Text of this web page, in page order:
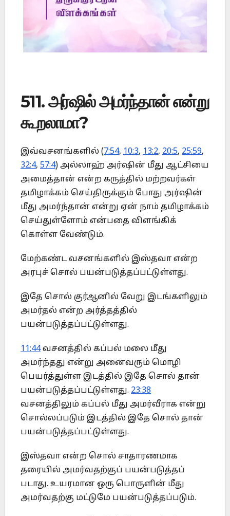
511. அர்ஷில் அமர்ந்தான் என்று
கூறலாமா?
இவ்வசனங்களில் (7:54, 10:3, 13:2, 20:5, 25:59,
32:4, 57:4) அல்லாஹ் அர்ஷின் மீது ஆட்சியை
அமைத்தான் என்ற கருத்தில் மற்றவர்கள்
தமிழாக்கம் செய்திருக்கும் போது அர்ஷின்
மீது அமர்ந்தான் என்று ஏன் நாம் தமிழாக்கம்
செய்துள்ளோம் என்பதை விளங்கிக்
கொள்ள வேண்டும்.
மேற்கண்ட வசனங்களில் இஸ்தவா என்ற
அரபுச் சொல் பயன்படுத்தப்பட்டுள்ளது.
இதே சொல் குர்ஆனில் வேறு இடங்களிலும்
அமர்தல் என்ற அர்த்தத்தில்
பயன்படுத்தப்பட்டுள்ளது.
11:44வசனத்தில் கப்பல் மலை மீது
அமர்ந்தது என்று அனைவரும் மொழி
பெயர்த்துள்ள இடத்தில் இதே சொல் தான்
பயன்படுத்தப்பட்டுள்ளது. 23:38
வசனத்திலும் கப்பல் மீது அமர்வீராக என்று
சொல்லப்படும் இடத்தில் இதே சொல் தான்
பயன்படுத்தப்பட்டுள்ளது.
இஸ்தவா என்ற சொல் சாதாரணமாக
தரையில் அமர்வதற்குப் பயன்படுத்தப்
படாது. உயரமான ஒரு பொருளின் மீது
அமர்வதற்கு மட்டுமே பயன்படுத்தப்படும்.